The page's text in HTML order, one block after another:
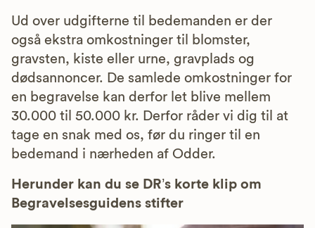
Ud over udgifterne til bedemanden er der
også ekstra omkostninger til blomster,
gravsten, kiste eller urne, gravplads og
dødsannoncer. De samlede omkostninger for
en begravelse kan derfor let blive mellem
30.000 til 50.000 kr. Derfor råder vi dig til at
tage en snak med os, før du ringer til en
bedemand i nærheden af Odder.
Herunder kan du se DR’s korte klip om
Begravelsesguidens stifter